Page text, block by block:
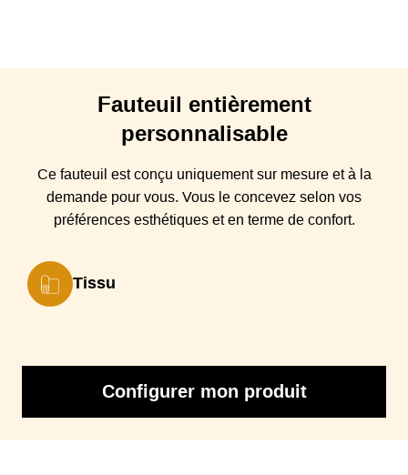
Origine Espagne
Bois de Pin massif et panneaux en particules
Coussin(s)
Assise
Mousse polyuréthane 30 kg/m3 douce couvert de :
fibre et de viscoélastique
Coussin(s) Dossier 100% Fibres creuses siliconées
Piétement
Garantie
Fauteuil entièrement
personnalisable
Ce fauteuil est conçu uniquement sur mesure et à la
demande pour vous. Vous le concevez selon vos
préférences esthétiques et en terme de confort.
Tissu
Configurer mon produit